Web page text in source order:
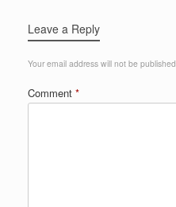
Leave a Reply
Your email address will not be published.
Comment *